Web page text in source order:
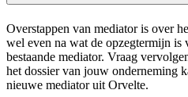
Overstappen van mediator is over
wel even na wat de opzegtermijn is
bestaande mediator. Vraag
het dossier van jouw onderneming
nieuwe mediator uit Orvelte.